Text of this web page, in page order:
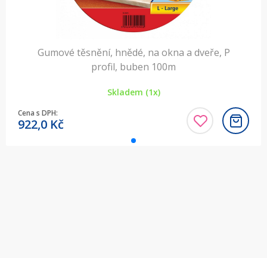
Gumové těsnění, hnědé, na okna a dveře, P
profil, buben 100m
Skladem (1x)
Cena s DPH:
922,0 Kč